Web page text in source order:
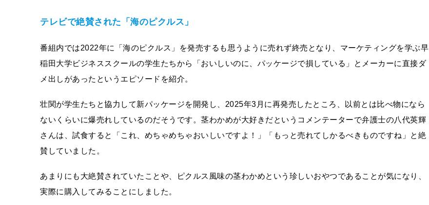
テレビで絶賛された「海のピクルス」
番組内では2022年に「海のピクルス」を発売するも思うように売れず終売となり、マーケティングを学ぶ早
稲田大学ビジネススクールの学生たちから「おいしいのに、パッケージで損している」とメーカーに直接ダ
メ出しがあったというエピソードを紹介。
壮関が学生たちと協力して新パッケージを開発し、2025年3月に再発売したところ、以前とは比べ物になら
ないくらいに爆売れしているのだそうです。茎わかめが大好きだというコメンテーターで弁護士の八代英輝
さんは、試食すると「これ、めちゃめちゃおいしいですよ！」「もっと売れてしかるべきものですね」と絶
賛していました。
あまりにも大絶賛されていたことや、ピクルス風味の茎わかめという珍しいおやつであることが気になり、
実際に購入してみることにしました。